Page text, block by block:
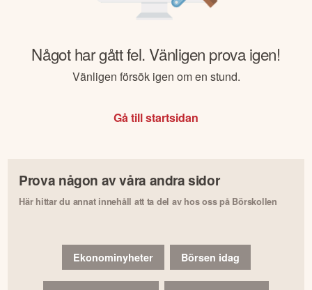
Något har gått fel. Vänligen prova igen!
Vänligen försök igen om en stund.
Gå till startsidan
Prova någon av våra andra sidor
Här hittar du annat innehåll att ta del av hos oss på Börskollen
Ekonominyheter Börsen idag